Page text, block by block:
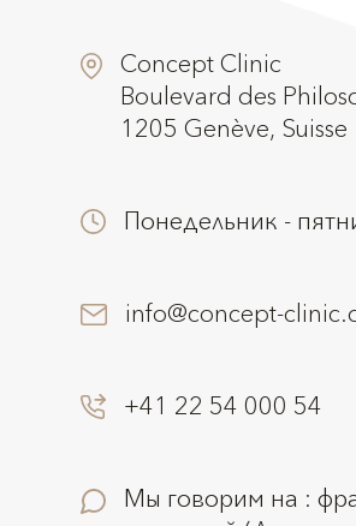
Concept Clinic
Boulevard des
1205 Genève, Suisse
Понедельник -
info@concept-
+41 22 54 000 54
Мы говорим на :